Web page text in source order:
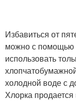
Избавиться от
можно с помощью
использовать
холодной воде с
Хлорка